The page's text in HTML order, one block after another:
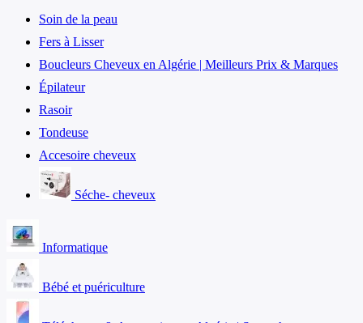
Soin de la peau
Fers à Lisser
Boucleurs Cheveux en Algérie | Meilleurs Prix & Marques
Épilateur
Rasoir
Tondeuse
Accesoire cheveux
Séche- cheveux
Informatique
Bébé et puériculture